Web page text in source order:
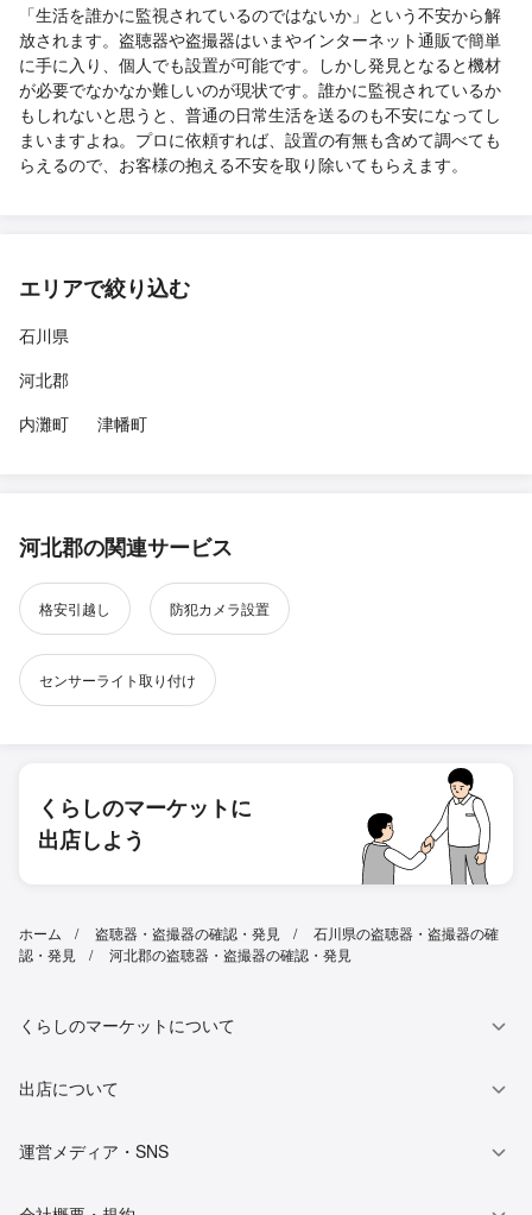
「生活を誰かに監視されているのではないか」という不安から解
放されます。盗聴器や盗撮器はいまやインターネット通販で簡単
に手に入り、個人でも設置が可能です。しかし発見となると機材
が必要でなかなか難しいのが現状です。誰かに監視されているか
もしれないと思うと、普通の日常生活を送るのも不安になってし
まいますよね。プロに依頼すれば、設置の有無も含めて調べても
らえるので、お客様の抱える不安を取り除いてもらえます。
エリアで絞り込む
石川県
河北郡
内灘町
津幡町
河北郡の関連サービス
格安引越し 防犯カメラ設置
センサーライト取り付け
くらしのマーケットに
出店しよう
ホーム 盗聴器・盗撮器の確認・発見
石川県の盗聴器・盗撮器の確
認・発見
河北郡の盗聴器・盗撮器の確認・発見
くらしのマーケットについて
出店について
運営メディア・SNS